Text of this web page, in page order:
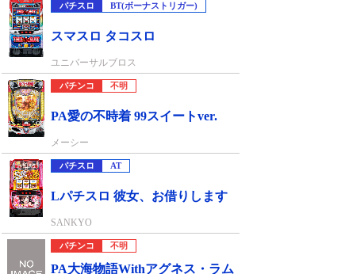
パチスロ BT(ボーナストリガー)
スマスロ タコスロ
ユニバーサルブロス
パチンコ 不明
PA愛の不時着 99スイートver.
メーシー
パチスロ AT
Lパチスロ 彼女、お借りします
SANKYO
パチンコ 不明
PA大海物語Withアグネス・ラム